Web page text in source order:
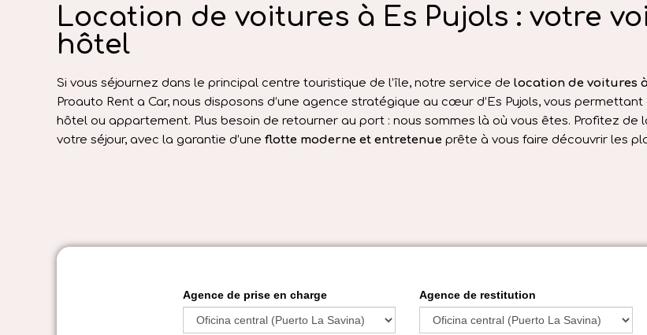
Home Location de voiture Formentera Es Pujols
Location de voitures à Es Pujols : votre
hôtel
Si vous séjournez dans le principal centre touristique de l’île, notre service de location de voitures
Proauto Rent a Car, nous disposons d’une agence stratégique au cœur d’Es Pujols, vous
hôtel ou appartement. Plus besoin de retourner au port : nous sommes là où vous êtes. Profitez
votre séjour, avec la garantie d’une flotte moderne et entretenue prête à vous faire découvrir les